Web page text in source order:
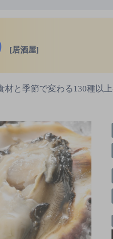
[居酒屋]
材と季節で変わる130種以